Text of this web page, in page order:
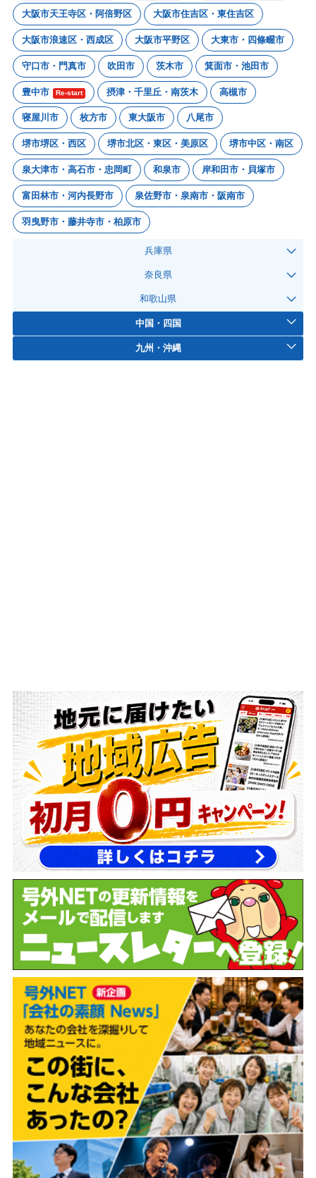
大阪市天王寺区・阿倍野区 大阪市住吉区・東住吉区
大阪市浪速区・西成区 大阪市平野区 大東市・四條畷市
守口市・門真市 吹田市 茨木市 箕面市・池田市
豊中市 Re-start 摂津・千里丘・南茨木 高槻市
寝屋川市 枚方市 東大阪市 八尾市
堺市堺区・西区 堺市北区・東区・美原区 堺市中区・南区
泉大津市・高石市・忠岡町 和泉市 岸和田市・貝塚市
富田林市・河内長野市 泉佐野市・泉南市・阪南市
羽曳野市・藤井寺市・柏原市
兵庫県
奈良県
和歌山県
中国・四国
九州・沖縄